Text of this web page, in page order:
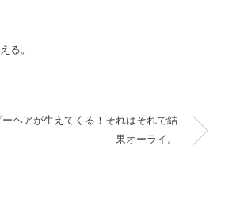
る。
ヘアが生えてくる！それはそれで結
果オーライ。